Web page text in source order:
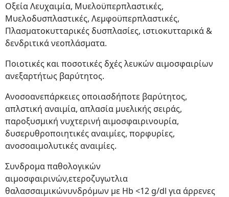
Οξεία Λευχαιμία, Μυελοϋπερπλαστικές,
Μυελοδυσπλαστικές, Λεμφοϋπερπλαστικές,
Πλασματοκυτταρικές δυσπλασίες, ιστιοκυτταρικά &
δενδριτικά νεοπλάσματα.
Ποιοτικές και ποσοτικές δχές λευκών αιμοσφαιρίων
ανεξαρτήτως βαρύτητος.
Ανοσοανεπάρκειες οποιασδήποτε βαρύτητος,
απλστική αναιμία, απλασία μυελικής σειράς,
παροξυσμική νυχτερινή αιμοσφαιρινουρία,
δυσερυθροποιητικές αναιμίες, πορφυρίες,
ανοσοαιμολυτικές αναιμίες.
Συνδρομα παθολογικών
αιμοσφαιρινών,ετεροζυγωτλια
θαλασσαιμικώνυνδρόμων με Hb <12 g/dl για άρρενες